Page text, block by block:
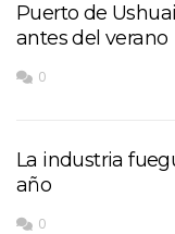
Puerto de
antes del verano
0
La industria
año
0